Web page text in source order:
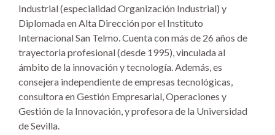
Industrial (especialidad Organización Industrial) y
Diplomada en Alta Dirección por el Instituto
Internacional San Telmo. Cuenta con más de 26 años de
trayectoria profesional (desde 1995), vinculada al
ámbito de la innovación y tecnología. Además, es
consejera independiente de empresas tecnológicas,
consultora en Gestión Empresarial, Operaciones y
Gestión de la Innovación, y profesora de la Universidad
de Sevilla.